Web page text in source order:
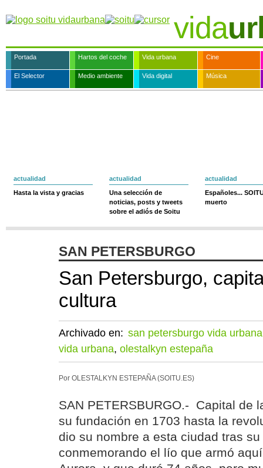
vida
Portada Hartos del coche Vida urbana Cine
El Selector Medio ambiente Vida digital Música
actualidad
Hasta la vista y gracias
actualidad
Una selección de
noticias, posts y tweets
sobre el adiós de Soitu
actualidad
Españoles...
muerto
SAN PETERSBURGO
San Petersburgo,
cultura
Archivado en: san petersburgo vida urbana
vida urbana, olestalkyn estepaña
Por OLESTALKYN ESTEPAÑA (SOITU.ES)
SAN PETERSBURGO.- Capital de
su fundación en 1703 hasta la
dio su nombre a esta ciudad tras
conmemorando el lío que armó